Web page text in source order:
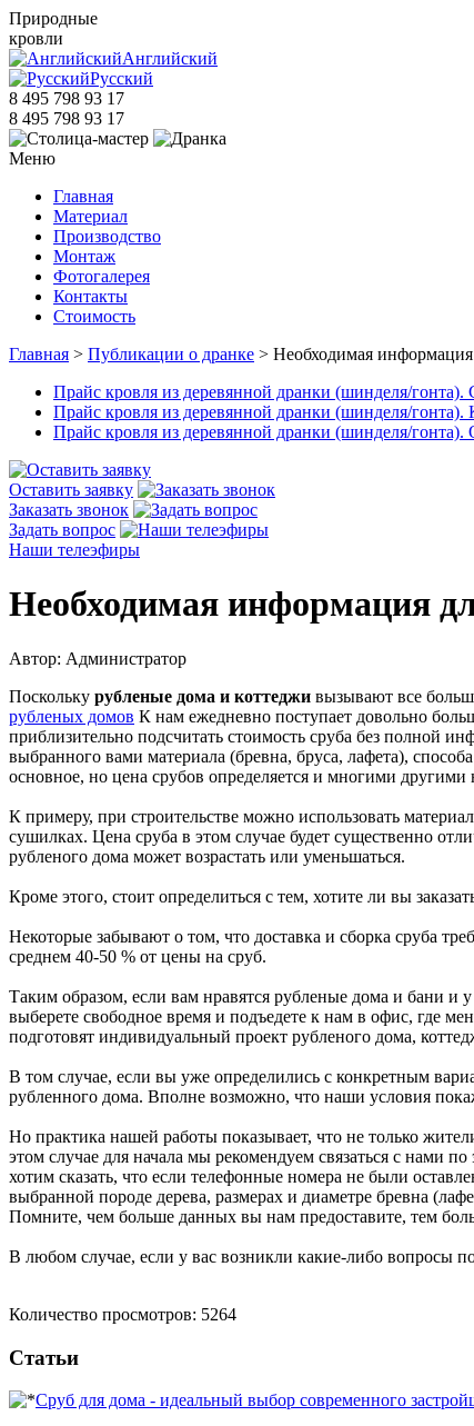
Природные
кровли
Английский
Русский
8 495 798 93 17
8 495 798 93 17
Меню
Главная
Материал
Производство
Монтаж
Фотогалерея
Контакты
Стоимость
Главная > Публикации о дранке > Необходимая информация
Прайс кровля из деревянной дранки (шинделя/гонта).
Прайс кровля из деревянной дранки (шинделя/
Прайс кровля из деревянной дранки (шинделя/гонта).
Оставить заявку
Заказать звонок
Задать вопрос
Наши телеэфиры
Необходимая информация
Автор: Администратор
Поскольку рубленые дома и коттеджи вызывают все
рубленых домов К нам ежедневно поступает довольно
приблизительно подсчитать стоимость сруба без полной
выбранного вами материала (бревна, бруса, лафета),
основное, но цена срубов определяется и многими
К примеру, при строительстве можно использовать
сушилках. Цена сруба в этом случае будет существенно
рубленого дома может возрастать или уменьшаться.
Кроме этого, стоит определиться с тем, хотите ли вы
Некоторые забывают о том, что доставка и сборка сруба
среднем 40-50 % от цены на сруб.
Таким образом, если вам нравятся рубленые дома и бани и
выберете свободное время и подъедете к нам в офис, где
подготовят индивидуальный проект рубленого дома,
В том случае, если вы уже определились с конкретным
рубленного дома. Вполне возможно, что наши условия
Но практика нашей работы показывает, что не только
этом случае для начала мы рекомендуем связаться с
хотим сказать, что если телефонные номера не были
выбранной породе дерева, размерах и диаметре бревна
Помните, чем больше данных вы нам предоставите, тем
В любом случае, если у вас возникли какие-либо вопросы
Количество просмотров: 5264
Статьи
Сруб для дома - идеальный выбор современного